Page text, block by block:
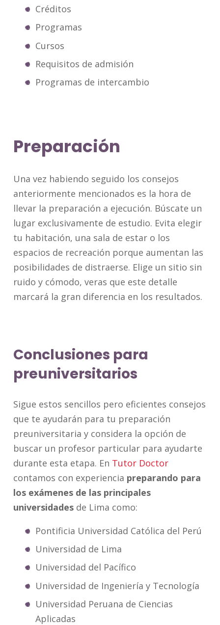
Créditos
Programas
Cursos
Requisitos de admisión
Programas de intercambio
Preparación
Una vez habiendo seguido los consejos
anteriormente mencionados es la hora de
llevar la preparación a ejecución. Búscate un
lugar exclusivamente de estudio. Evita elegir
tu habitación, una sala de estar o los
espacios de recreación porque aumentan las
posibilidades de distraerse. Elige un sitio sin
ruido y cómodo, veras que este detalle
marcará la gran diferencia en los resultados.
Conclusiones para
preuniversitarios
Sigue estos sencillos pero eficientes consejos
que te ayudarán para tu preparación
preuniversitaria y considera la opción de
buscar un profesor particular para ayudarte
durante esta etapa. En Tutor Doctor
contamos con experiencia preparando para
los exámenes de las principales
universidades de Lima como:
Pontificia Universidad Católica del Perú
Universidad de Lima
Universidad del Pacífico
Universidad de Ingeniería y Tecnología
Universidad Peruana de Ciencias
Aplicadas